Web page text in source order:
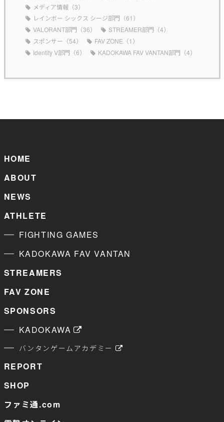
メディア情報（3）
レインボー シックス シージ部門（61）
VALORANT部門（36）
STREAMER部門（4）
スポンサー（54）
FAV ZONE（1）
Identity V部門（6）
KADOKAWA FAV VANTAN部門（4）
HOME
ABOUT
NEWS
ATHLETE
FIGHTING GAMES
KADOKAWA FAV VANTAN
STREAMERS
FAV ZONE
SPONSORS
KADOKAWA
バンタンゲームアカデミー
REPORT
SHOP
ファミ通.com